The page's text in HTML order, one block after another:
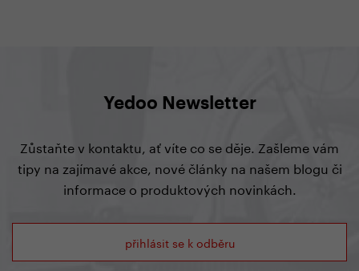
Yedoo Newsletter
Zůstaňte v kontaktu, ať víte co se děje. Zašleme vám
tipy na zajímavé akce, nové články na našem blogu či
informace o produktových novinkách.
přihlásit se k odběru